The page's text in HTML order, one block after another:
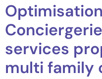
services
multi family